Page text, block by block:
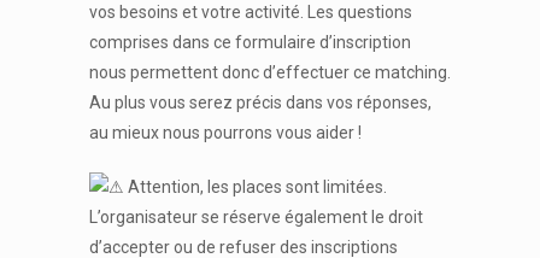
vos besoins et votre activité. Les questions
comprises dans ce formulaire d’inscription
nous permettent donc d’effectuer ce matching.
Au plus vous serez précis dans vos réponses,
au mieux nous pourrons vous aider !
Attention, les places sont limitées.
L’organisateur se réserve également le droit
d’accepter ou de refuser des inscriptions